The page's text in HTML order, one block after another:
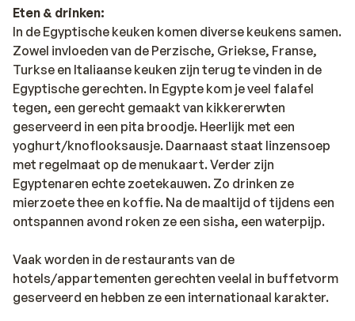
Eten & drinken:
In de Egyptische keuken komen diverse keukens samen.
Zowel invloeden van de Perzische, Griekse, Franse,
Turkse en Italiaanse keuken zijn terug te vinden in de
Egyptische gerechten. In Egypte kom je veel falafel
tegen, een gerecht gemaakt van kikkererwten
geserveerd in een pita broodje. Heerlijk met een
yoghurt/knoflooksausje. Daarnaast staat linzensoep
met regelmaat op de menukaart. Verder zijn
Egyptenaren echte zoetekauwen. Zo drinken ze
mierzoete thee en koffie. Na de maaltijd of tijdens een
ontspannen avond roken ze een sisha, een waterpijp.
Vaak worden in de restaurants van de
hotels/appartementen gerechten veelal in buffetvorm
geserveerd en hebben ze een internationaal karakter.